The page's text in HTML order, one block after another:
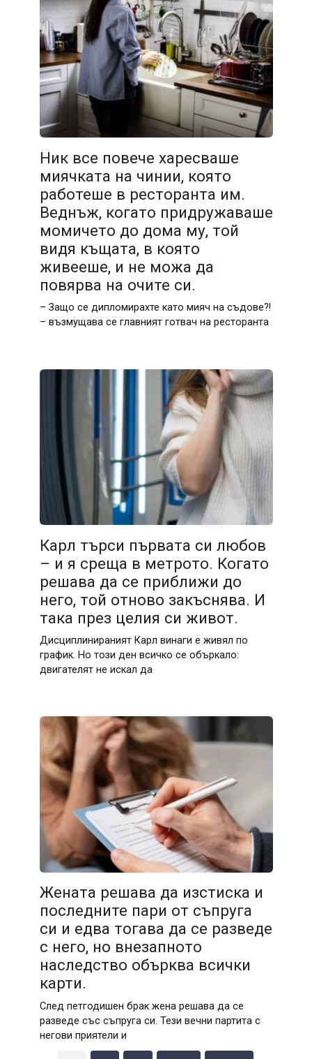
Ник все повече харесваше
миячката на чинии, която
работеше в ресторанта им.
Веднъж, когато придружаваше
момичето до дома му, той
видя къщата, в която
живееше, и не можа да
повярва на очите си.
– Защо се дипломирахте като мияч на съдове?!
– възмущава се главният готвач на ресторанта
Карл търси първата си любов
– и я среща в метрото. Когато
решава да се приближи до
него, той отново закъснява. И
така през целия си живот.
Дисциплинираният Карл винаги е живял по
график. Но този ден всичко се объркало:
двигателят не искал да
Жената решава да изстиска и
последните пари от съпруга
си и едва тогава да се разведе
с него, но внезапното
наследство обърква всички
карти.
След петгодишен брак жена решава да се
разведе със съпруга си. Тези вечни партита с
негови приятели и